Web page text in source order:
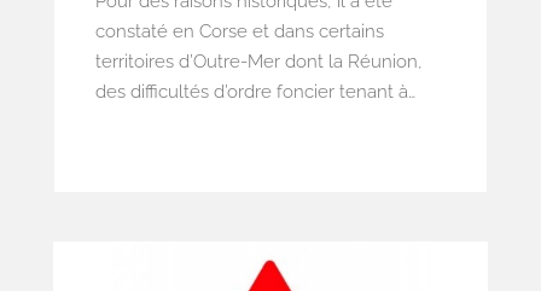
constaté en Corse et dans certains
territoires d’Outre-Mer dont la Réunion,
des difficultés d’ordre foncier tenant à
de titrement et les potentiels conflits